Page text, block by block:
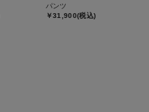
パンツ
￥31,900(税込)